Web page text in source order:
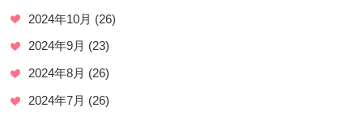
2024年10月 (26)
2024年9月 (23)
2024年8月 (26)
2024年7月 (26)